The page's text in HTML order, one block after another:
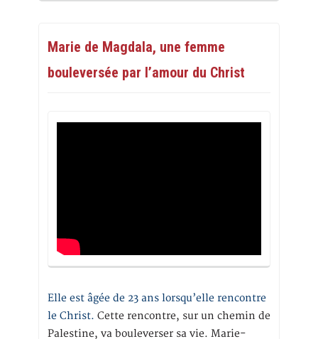
Marie de Magdala, une femme
bouleversée par l’amour du Christ
Elle est âgée de 23 ans lorsqu’elle rencontre
le Christ. Cette rencontre, sur un chemin de
Palestine, va bouleverser sa vie. Marie-